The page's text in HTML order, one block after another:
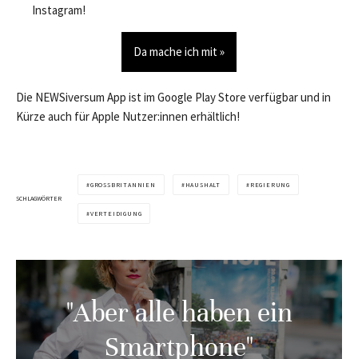
Instagram!
Da mache ich mit »
Die NEWSiversum App ist im Google Play Store verfügbar und in
Kürze auch für Apple Nutzer:innen erhältlich!
SCHLAGWÖRTER
GROSSBRITANNIEN HAUSHALT REGIERUNG
VERTEIDIGUNG
"Aber alle haben ein
Smartphone"